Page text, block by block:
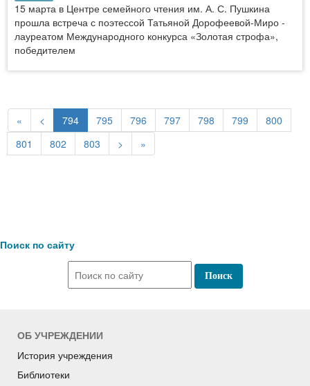
15 марта в Центре семейного чтения им. А. С. Пушкина
прошла встреча с поэтессой Татьяной Дорофеевой-Миро -
лауреатом Международного конкурса «Золотая строфа»,
победителем
« < 794 795 796 797 798 799
800
801
802 803 > »
Поиск по сайту
ОБ УЧРЕЖДЕНИИ
История учреждения
Библиотеки